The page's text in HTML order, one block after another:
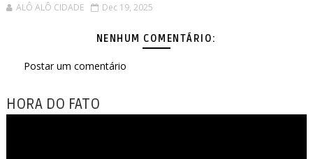
ALÔ ALÔ CIDADE Dec 19, 2025
NENHUM COMENTÁRIO:
Postar um comentário
HORA DO FATO